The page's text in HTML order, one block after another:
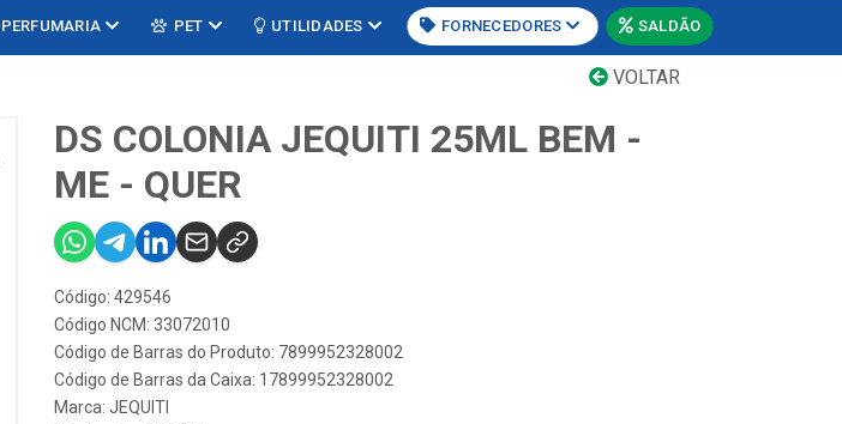
PERFUMARIA PET UTILIDADES FORNECEDORES SALDÃO
VOLTAR
DS COLONIA JEQUITI 25ML BEM -
ME - QUER
Código: 429546
Código NCM: 33072010
Código de Barras do Produto: 7899952328002
Código de Barras da Caixa: 17899952328002
Marca: JEQUITI